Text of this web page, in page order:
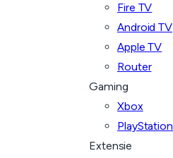
Fire TV
Android TV
Apple TV
Router
Gaming
Xbox
PlayStation
Extensie